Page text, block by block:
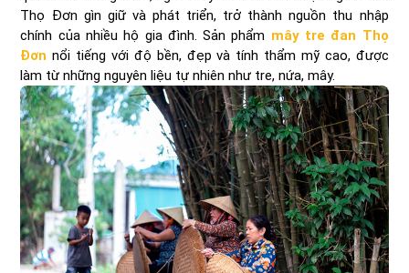
Thọ Đơn gìn giữ và phát triển, trở thành nguồn thu nhập
chính của nhiều hộ gia đình. Sản phẩm mây tre đan Thọ
Đơn nổi tiếng với độ bền, đẹp và tính thẩm mỹ cao, được
làm từ những nguyên liệu tự nhiên như tre, nứa, mây.